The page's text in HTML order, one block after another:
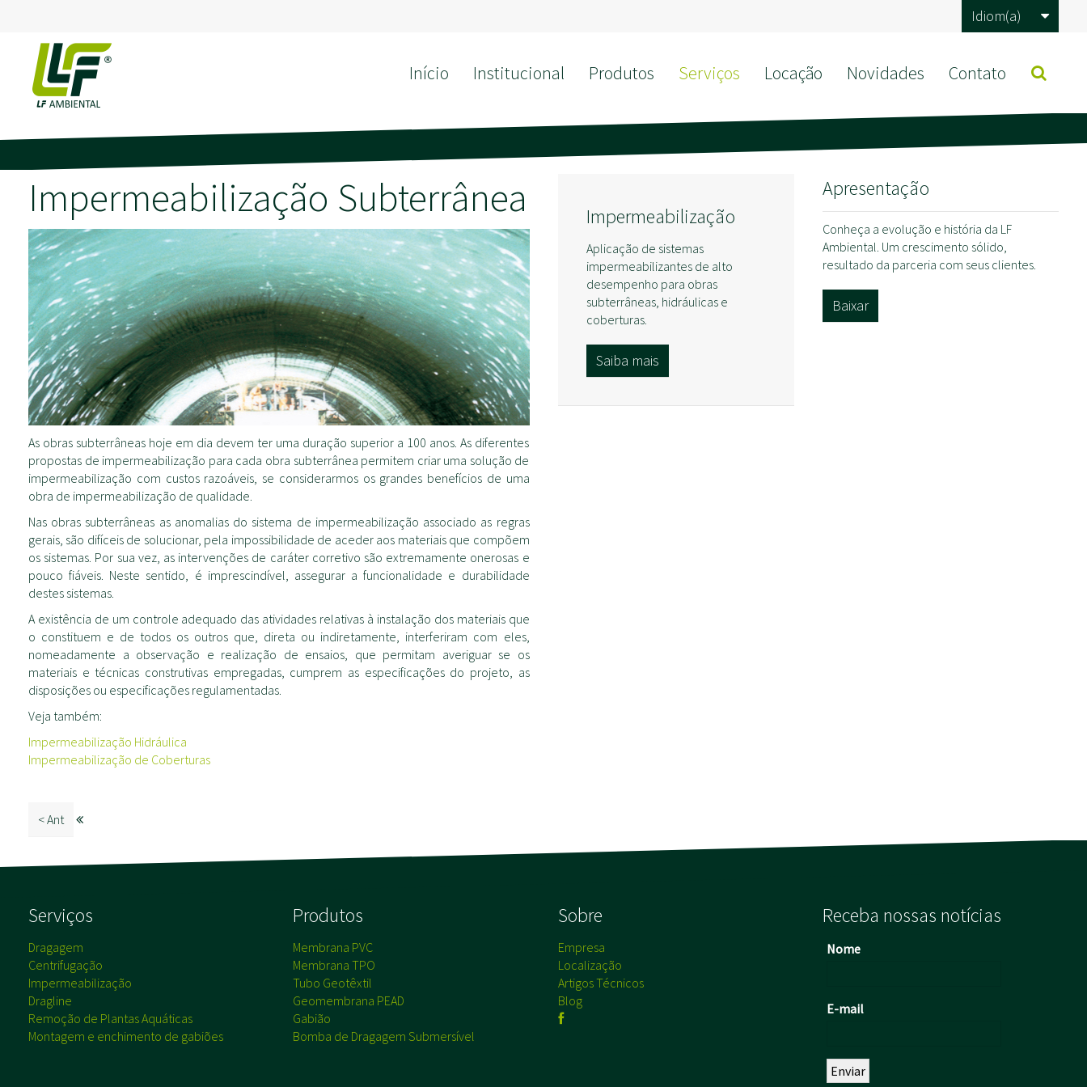
Idiom(a)
Início Institucional Produtos Serviços Locação Novidades Contato
Impermeabilização Subterrânea
As obras subterrâneas hoje em dia devem ter uma duração superior a 100 anos. As diferentes
propostas de impermeabilização para cada obra subterrânea permitem criar uma solução de
impermeabilização com custos razoáveis, se considerarmos os grandes benefícios de uma
obra de impermeabilização de qualidade.
Nas obras subterrâneas as anomalias do sistema de impermeabilização associado as regras
gerais, são difíceis de solucionar, pela impossibilidade de aceder aos materiais que compõem
os sistemas. Por sua vez, as intervenções de caráter corretivo são extremamente onerosas e
pouco fiáveis. Neste sentido, é imprescindível, assegurar a funcionalidade e durabilidade
destes sistemas.
A existência de um controle adequado das atividades relativas à instalação dos materiais que
o constituem e de todos os outros que, direta ou indiretamente, interferiram com eles,
nomeadamente a observação e realização de ensaios, que permitam averiguar se os
materiais e técnicas construtivas empregadas, cumprem as especificações do projeto, as
disposições ou especificações regulamentadas.
Veja também:
Impermeabilização Hidráulica
Impermeabilização de Coberturas
< Ant
Impermeabilização
Aplicação de sistemas
impermeabilizantes de alto
desempenho para obras
subterrâneas, hidráulicas e
coberturas.
Saiba mais
Apresentação
Conheça a evolução e história da LF
Ambiental. Um crescimento sólido,
resultado da parceria com seus clientes.
Baixar
Serviços
Dragagem
Centrifugação
Impermeabilização
Dragline
Remoção de Plantas Aquáticas
Montagem e enchimento de gabiões
Produtos
Membrana PVC
Membrana TPO
Tubo Geotêxtil
Geomembrana PEAD
Gabião
Bomba de Dragagem Submersível
Sobre
Empresa
Localização
Artigos Técnicos
Blog
Receba nossas notícias
Nome
E-mail